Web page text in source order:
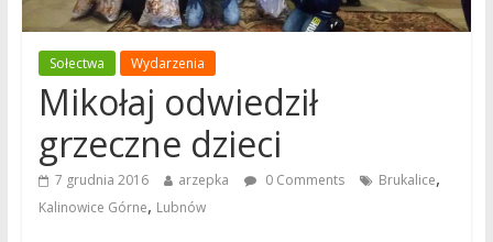
Sołectwa Wydarzenia
Mikołaj odwiedził
grzeczne dzieci
7 grudnia 2016 arzepka 0 Comments Brukalice,
Kalinowice Górne, Lubnów